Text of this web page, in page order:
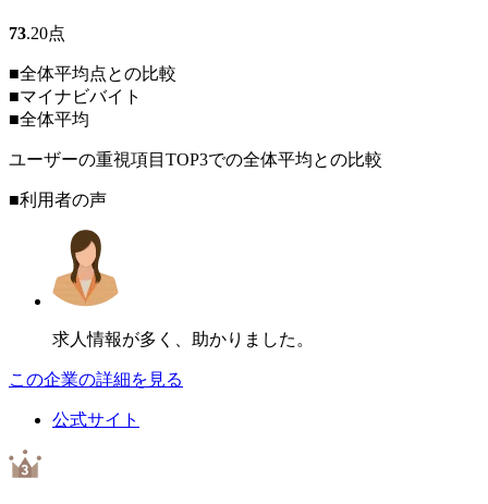
73.20点
■全体平均点との比較
■マイナビバイト
■全体平均
ユーザーの重視項目TOP3での全体平均との比較
■利用者の声
求人情報が多く、助かりました。
この企業の詳細を見る
公式サイト